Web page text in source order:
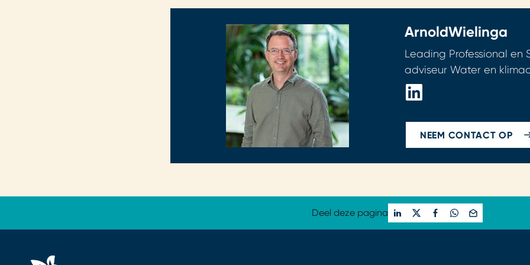
ArnoldWielinga
Leading Professional en
adviseur Water en
NEEM CONTACT OP
Deel deze pagina